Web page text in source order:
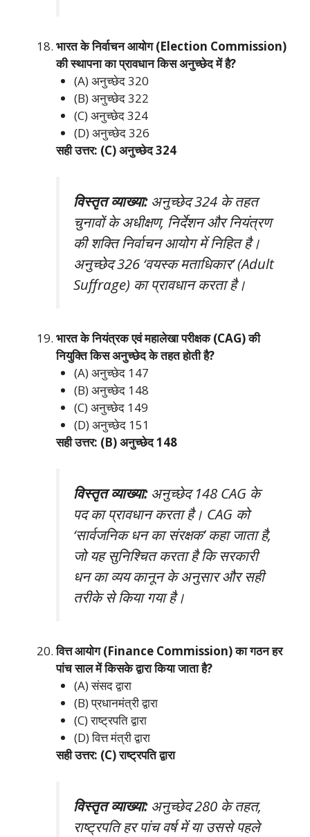
भारत के निर्वाचन आयोग (Election Commission)
की स्थापना का प्रावधान किस अनुच्छेद में है?
(A) अनुच्छेद 320
(B) अनुच्छेद 322
(C) अनुच्छेद 324
(D) अनुच्छेद 326
सही उत्तर: (C) अनुच्छेद 324
विस्तृत व्याख्या:अनुच्छेद 324 के तहत
चुनावों के अधीक्षण, निर्देशन और नियंत्रण
की शक्ति निर्वाचन आयोग में निहित है।
अनुच्छेद 326 ‘वयस्क मताधिकार’ (Adult
Suffrage) का प्रावधान करता है।
भारत के नियंत्रक एवं महालेखा परीक्षक (CAG) की
नियुक्ति किस अनुच्छेद के तहत होती है?
(A) अनुच्छेद 147
(B) अनुच्छेद 148
(C) अनुच्छेद 149
(D) अनुच्छेद 151
सही उत्तर: (B) अनुच्छेद 148
विस्तृत व्याख्या:अनुच्छेद 148 CAG के
पद का प्रावधान करता है। CAG को
‘सार्वजनिक धन का संरक्षक’ कहा जाता है,
जो यह सुनिश्चित करता है कि सरकारी
धन का व्यय कानून के अनुसार और सही
तरीके से किया गया है।
वित्त आयोग (Finance Commission) का गठन हर
पांच साल में किसके द्वारा किया जाता है?
(A) संसद द्वारा
(B) प्रधानमंत्री द्वारा
(C) राष्ट्रपति द्वारा
(D) वित्त मंत्री द्वारा
सही उत्तर: (C) राष्ट्रपति द्वारा
विस्तृत व्याख्या:अनुच्छेद 280 के तहत,
राष्ट्रपति हर पांच वर्ष में या उससे पहले